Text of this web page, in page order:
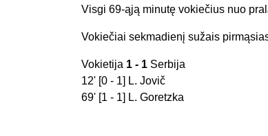
Visgi 69-ąją minutę vokiečius nuo
Vokiečiai sekmadienį sužais
Vokietija 1 - 1 Serbija
12' [0 - 1] L. Jovič
69' [1 - 1] L. Goretzka